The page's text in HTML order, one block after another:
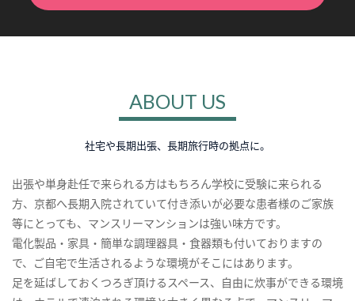
ABOUT US
社宅や長期出張、長期旅行時の拠点に。
出張や単身赴任で来られる方はもちろん学校に受験に来られる
方、京都へ長期入院されていて付き添いが必要な患者様のご家族
等にとっても、マンスリーマンションは強い味方です。
電化製品・家具・簡単な調理器具・食器類も付いておりますの
で、ご自宅で生活されるような環境がそこにはあります。
足を延ばしておくつろぎ頂けるスペース、自由に炊事ができる環境